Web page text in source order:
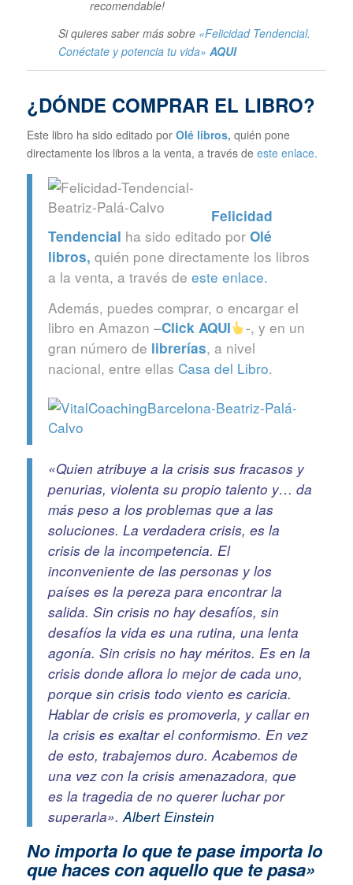
recomendable!
Si quieres saber más sobre «Felicidad Tendencial.
Conéctate y potencia tu vida» AQUI
¿DÓNDE COMPRAR EL LIBRO?
Este libro ha sido editado por Olé libros, quién pone
directamente los libros a la venta, a través de este enlace.
Felicidad
Tendencial ha sido editado por Olé
libros, quién pone directamente los libros
a la venta, a través de este enlace.
Además, puedes comprar, o encargar el
libro en Amazon –Click AQUI
-, y en un
gran número de librerías, a nivel
nacional, entre ellas Casa del Libro.
«Quien atribuye a la crisis sus fracasos y
penurias, violenta su propio talento y… da
más peso a los problemas que a las
soluciones. La verdadera crisis, es la
crisis de la incompetencia. El
inconveniente de las personas y los
países es la pereza para encontrar la
salida. Sin crisis no hay desafíos, sin
desafíos la vida es una rutina, una lenta
agonía. Sin crisis no hay méritos. Es en la
crisis donde aflora lo mejor de cada uno,
porque sin crisis todo viento es caricia.
Hablar de crisis es promoverla, y callar en
la crisis es exaltar el conformismo. En vez
de esto, trabajemos duro. Acabemos de
una vez con la crisis amenazadora, que
es la tragedia de no querer luchar por
superarla».Albert Einstein
No importa lo que te pase importa lo
que haces con aquello que te pasa»